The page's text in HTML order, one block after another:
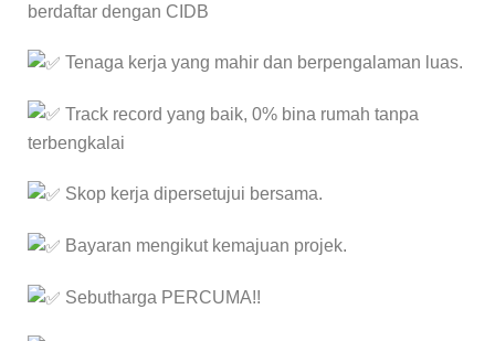
berdaftar dengan CIDB
Tenaga kerja yang mahir dan berpengalaman luas.
Track record yang baik, 0% bina rumah tanpa
terbengkalai
Skop kerja dipersetujui bersama.
Bayaran mengikut kemajuan projek.
Sebutharga PERCUMA!!